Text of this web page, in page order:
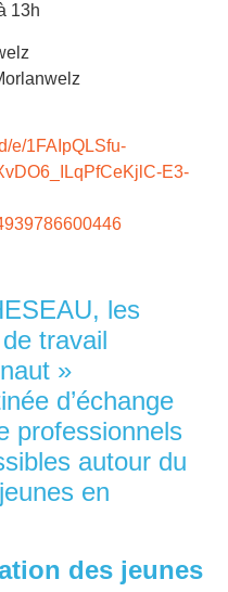
13h
e/1FAIpQLSfu-
E3-
les
travail
»
d’échange
professionnels
autour du
en
des jeunes